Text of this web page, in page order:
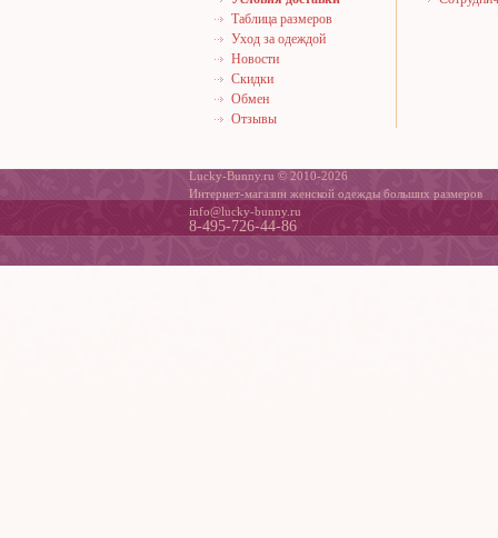
Таблица размеров
Уход за одеждой
Новости
Скидки
Обмен
Отзывы
Lucky-Bunny.ru © 2010-2026
Интернет-магазин женской одежды больших размеров
info@lucky-bunny.ru
8-495-726-44-86